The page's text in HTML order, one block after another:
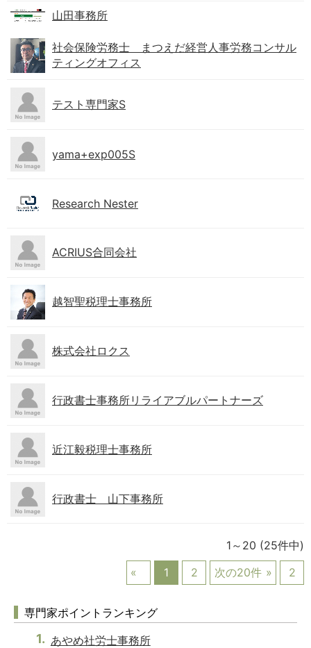
山田事務所
社会保険労務士 まつえだ経営人事労務コンサル
ティングオフィス
テスト専門家S
yama+exp005S
Research Nester
ACRIUS合同会社
越智聖税理士事務所
株式会社ロクス
行政書士事務所リライアブルパートナーズ
近江毅税理士事務所
行政書士 山下事務所
1～20 (25件中)
1
2 次の20件 2
専門家ポイントランキング
あやめ社労士事務所